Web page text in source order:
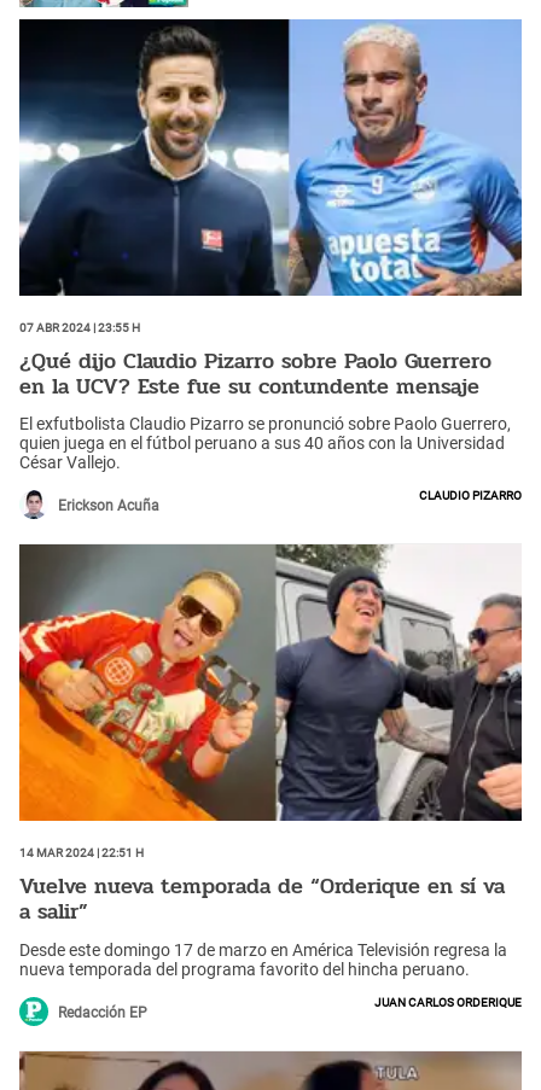
07 Abr 2024 | 23:55 h
¿Qué dijo Claudio Pizarro sobre Paolo Guerrero
en la UCV? Este fue su contundente mensaje
El exfutbolista Claudio Pizarro se pronunció sobre Paolo Guerrero,
quien juega en el fútbol peruano a sus 40 años con la Universidad
César Vallejo.
Erickson Acuña
Claudio Pizarro
14 Mar 2024 | 22:51 h
Vuelve nueva temporada de “Orderique en sí va
a salir”
Desde este domingo 17 de marzo en América Televisión regresa la
nueva temporada del programa favorito del hincha peruano.
Redacción EP
Juan Carlos Orderique